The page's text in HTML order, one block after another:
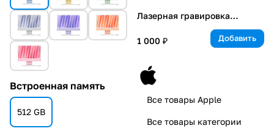
Встроенная память
512 GB
Лазерная гравировка
1 000 ₽
Добавить
Все товары Apple
Все товары категории